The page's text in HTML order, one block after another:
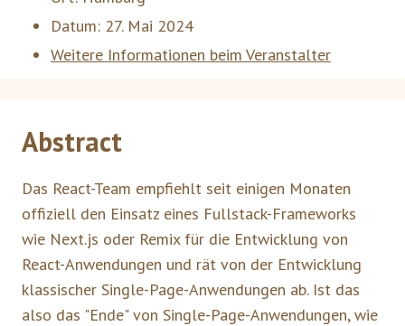
Datum: 27. Mai 2024
Weitere Informationen beim Veranstalter
Abstract
Das React-Team empfiehlt seit einigen Monaten
offiziell den Einsatz eines Fullstack-Frameworks
wie Next.js oder Remix für die Entwicklung von
React-Anwendungen und rät von der Entwicklung
klassischer Single-Page-Anwendungen ab. Ist das
also das "Ende" von Single-Page-Anwendungen, wie